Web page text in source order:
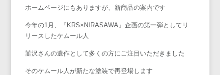
ホームページにもありますが、新商品の案内です
今年の1月、『KRS×NIRASAWA』企画の第一弾としてリ
リースしたケムール人
韮沢さんの遺作として多くの方にご注目いただきました
そのケムール人が新たな塗装で再登場します